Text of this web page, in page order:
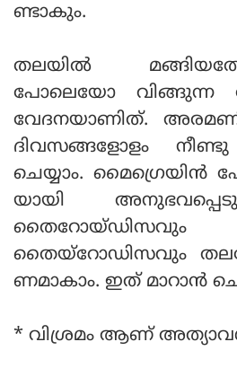
ണ്ടാകും.
തലയിൽ
പോലെയോ വിങ്ങുന്ന
വേദനയാണിത്.
ദിവസങ്ങളോളം
ചെയ്യാം.
യായി
തൈയ്റോഡിസവും
ണമാകാം. ഇത് മാറാൻ
* വിശ്രമം ആണ്